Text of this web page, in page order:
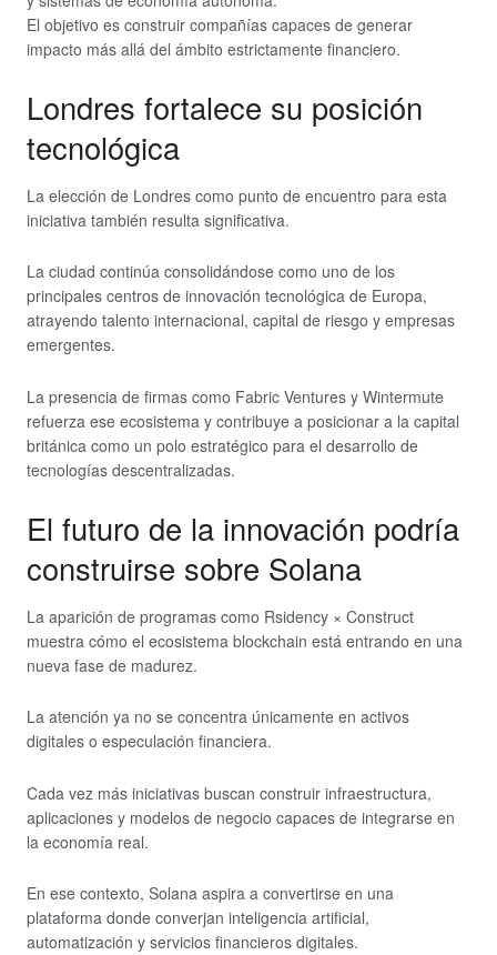
El objetivo es construir compañías capaces de generar
impacto más allá del ámbito estrictamente financiero.
Londres fortalece su posición
tecnológica
La elección de Londres como punto de encuentro para esta
iniciativa también resulta significativa.
La ciudad continúa consolidándose como uno de los
principales centros de innovación tecnológica de Europa,
atrayendo talento internacional, capital de riesgo y empresas
emergentes.
La presencia de firmas como Fabric Ventures y Wintermute
refuerza ese ecosistema y contribuye a posicionar a la capital
británica como un polo estratégico para el desarrollo de
tecnologías descentralizadas.
El futuro de la innovación podría
construirse sobre Solana
La aparición de programas como Rsidency × Construct
muestra cómo el ecosistema blockchain está entrando en una
nueva fase de madurez.
La atención ya no se concentra únicamente en activos
digitales o especulación financiera.
Cada vez más iniciativas buscan construir infraestructura,
aplicaciones y modelos de negocio capaces de integrarse en
la economía real.
En ese contexto, Solana aspira a convertirse en una
plataforma donde converjan inteligencia artificial,
automatización y servicios financieros digitales.